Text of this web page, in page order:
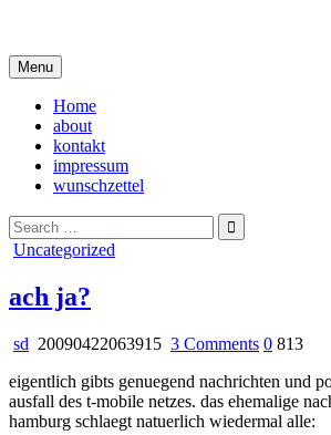
content
Menu
Home
about
kontakt
impressum
wunschzettel
Search
for:
Posted
Uncategorized
ach ja?
sd 20090422063915 3 Commentson
ja?
0 813
eigentlich gibts genuegend nachrichten und
ausfall des t-mobile netzes. das ehemalige
hamburg schlaegt natuerlich wiedermal alle: